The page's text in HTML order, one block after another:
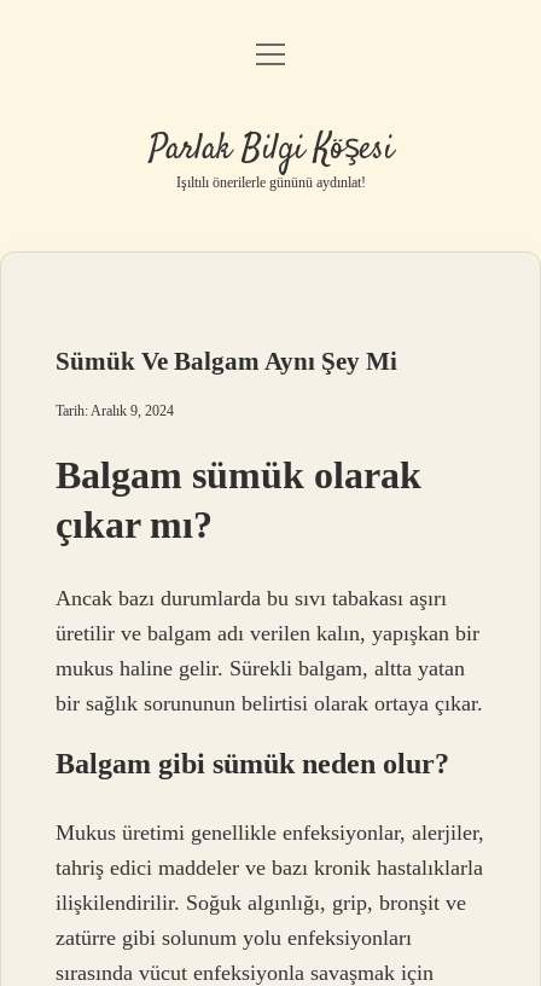
Anasayfa
Yasal Uyarı
menüyü
Parlak Bilgi Köşesi
Işıltılı önerilerle gününü aydınlat!
Sümük Ve Balgam Aynı Şey Mi
Tarih: Aralık 9, 2024
Balgam sümük olarak
çıkar mı?
Ancak bazı durumlarda bu sıvı tabakası aşırı
üretilir ve balgam adı verilen kalın, yapışkan bir
mukus haline gelir. Sürekli balgam, altta yatan
bir sağlık sorununun belirtisi olarak ortaya çıkar.
Balgam gibi sümük neden olur?
Mukus üretimi genellikle enfeksiyonlar, alerjiler,
tahriş edici maddeler ve bazı kronik hastalıklarla
ilişkilendirilir. Soğuk algınlığı, grip, bronşit ve
zatürre gibi solunum yolu enfeksiyonları
sırasında vücut enfeksiyonla savaşmak için